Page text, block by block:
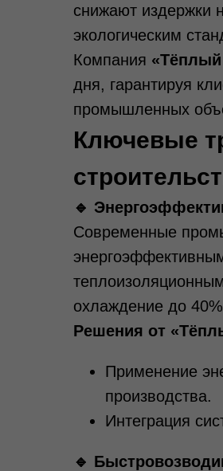
снижают издержки
экологическим
Компания «Тёплый
дня, гарантируя
промышленных
Ключевые
🔹
Современные
охлаждение до
Решения от
Применение
производства.
Интеграция
🔹